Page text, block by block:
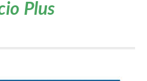
Plus